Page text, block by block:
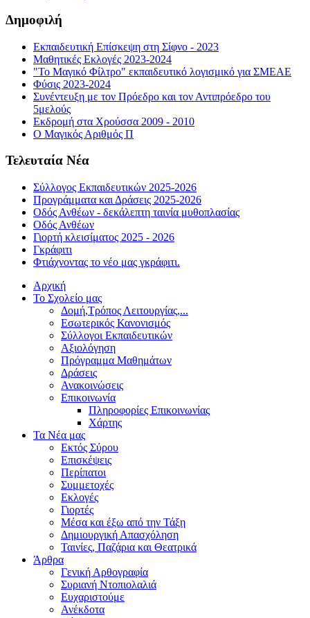
Δημοφιλή
Εκπαιδευτική Επίσκεψη στη Σίφνο - 2023
Μαθητικές Εκλογές 2023-2024
"Το Μαγικό Φίλτρο" εκπαιδευτικό λογισμικό για ΣΜΕΑΕ
Φύσις 2023-2024
Συνέντευξη με τον Πρόεδρο και τον Αντιπρόεδρο του
5μελούς
Εκδρομή στα Χρούσσα 2009 - 2010
Ο Μαγικός Αριθμός Π
Τελευταία Νέα
Σύλλογος Εκπαιδευτικών 2025-2026
Προγράμματα και Δράσεις 2025-2026
Οδός Ανθέων - δεκάλεπτη ταινία μυθοπλασίας
Οδός Ανθέων
Γιορτή κλεισίματος 2025 - 2026
Γκράφιτι
Φτιάχνοντας το νέο μας γκράφιτι.
Αρχική
Το Σχολείο μας
Δομή,Τρόπος Λειτουργίας,...
Εσωτερικός Κανονισμός
Σύλλογοι Εκπαιδευτικών
Αξιολόγηση
Πρόγραμμα Μαθημάτων
Δράσεις
Ανακοινώσεις
Επικοινωνία
Πληροφορίες Επικοινωνίας
Χάρτης
Τα Νέα μας
Εκτός Σύρου
Επισκέψεις
Περίπατοι
Συμμετοχές
Εκλογές
Γιορτές
Μέσα και έξω από την Τάξη
Δημιουργική Απασχόληση
Ταινίες, Παζάρια και Θεατρικά
Άρθρα
Γενική Αρθογραφία
Συριανή Ντοπιολαλιά
Ευχαριστούμε
Ανέκδοτα